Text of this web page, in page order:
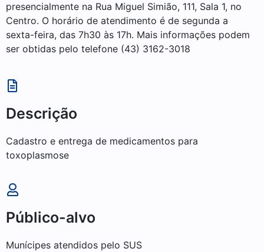
presencialmente na Rua Miguel Simião, 111, Sala 1, no
Centro. O horário de atendimento é de segunda a
sexta-feira, das 7h30 às 17h. Mais informações podem
ser obtidas pelo telefone (43) 3162-3018
Descrição
Cadastro e entrega de medicamentos para
toxoplasmose
Público-alvo
Munícipes atendidos pelo SUS